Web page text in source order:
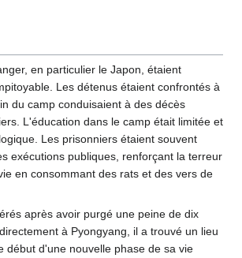
en particulier le Japon, étaient
Les détenus étaient confrontés à
du camp conduisaient à des décès
L'éducation dans le camp était limitée et
Les prisonniers étaient souvent
exécutions publiques, renforçant la terreur
en consommant des rats et des vers de
après avoir purgé une peine de dix
à Pyongyang, il a trouvé un lieu
début d'une nouvelle phase de sa vie